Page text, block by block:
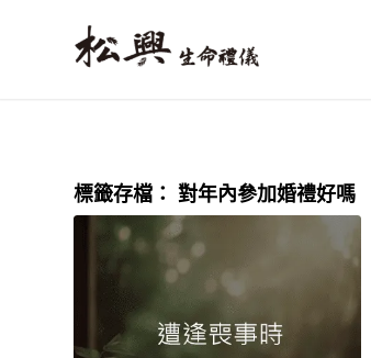
標籤存檔： 對年內參加婚禮好嗎